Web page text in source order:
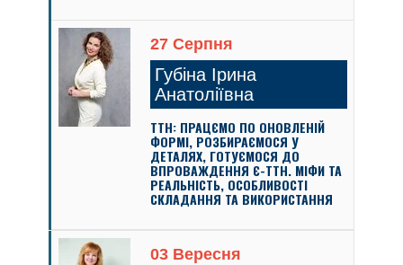
27 Серпня
Губіна Ірина
Анатоліївна
ТТН: ПРАЦЄМО ПО ОНОВЛЕНІЙ
ФОРМІ, РОЗБИРАЄМОСЯ У
ДЕТАЛЯХ, ГОТУЄМОСЯ ДО
ВПРОВАЖДЕННЯ Є-ТТН. МІФИ ТА
РЕАЛЬНІСТЬ, ОСОБЛИВОСТІ
СКЛАДАННЯ ТА ВИКОРИСТАННЯ
03 Вересня